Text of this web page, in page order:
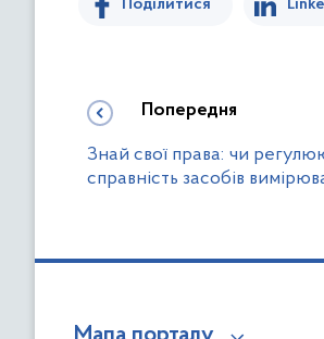
Поділитися
Попередня
Знай свої права: чи
справність засобів